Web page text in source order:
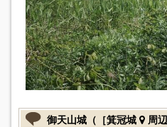
御天山城（［箕冠城 周辺